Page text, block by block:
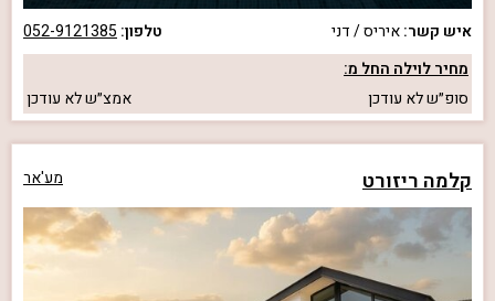
איש קשר:איריס / דני טלפון: 052-9121385
מחיר לוילה החל מ:
סופ״שלא עודכן אמצ״שלא עודכן
קלמה ריזורט מע'אר